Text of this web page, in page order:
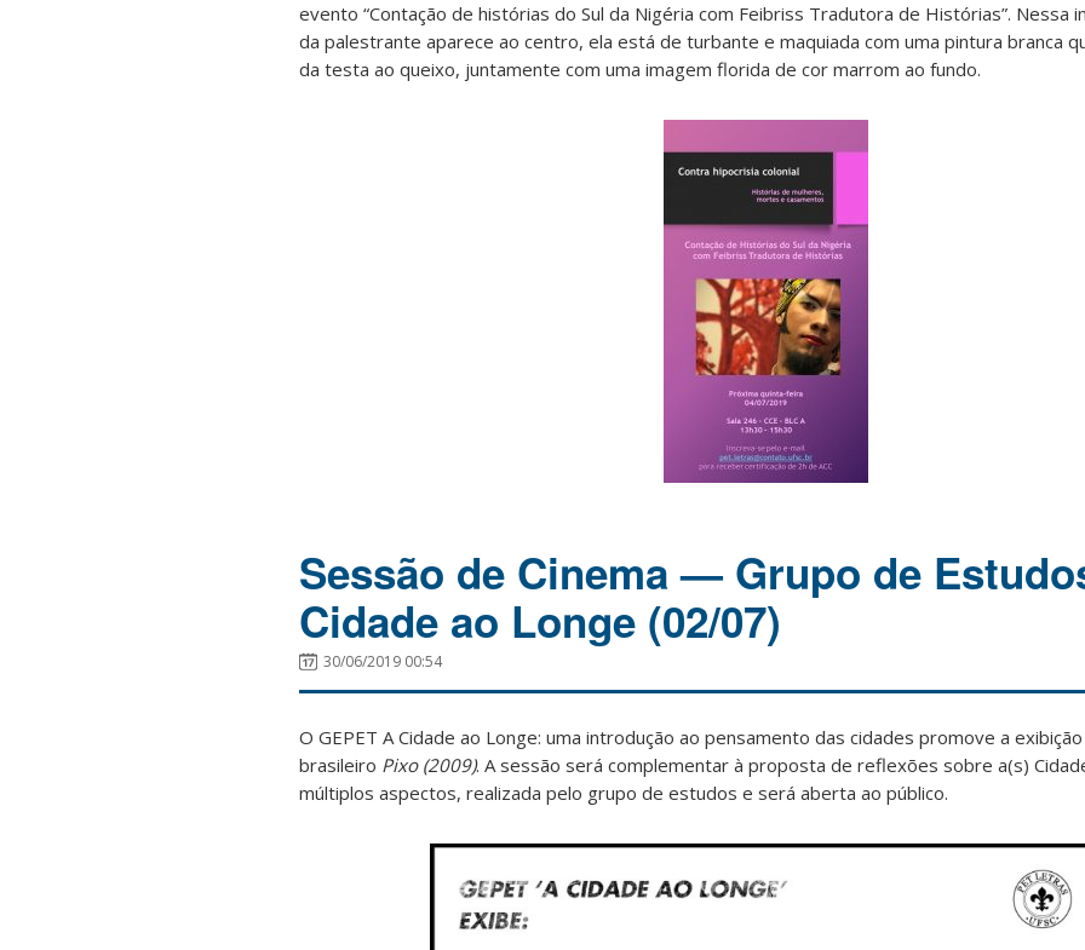
evento “Contação de histórias do Sul da Nigéria com Feibriss Tradutora de Histórias”. Nessa
da palestrante aparece ao centro, ela está de turbante e maquiada com uma pintura branca
da testa ao queixo, juntamente com uma imagem florida de cor marrom ao fundo.
Sessão de Cinema — Grupo de
Cidade ao Longe (02/07)
30/06/2019 00:54
O GEPET A Cidade ao Longe: uma introdução ao pensamento das cidades promove a
brasileiro Pixo (2009). A sessão será complementar à proposta de reflexões sobre a(s)
múltiplos aspectos, realizada pelo grupo de estudos e será aberta ao público.